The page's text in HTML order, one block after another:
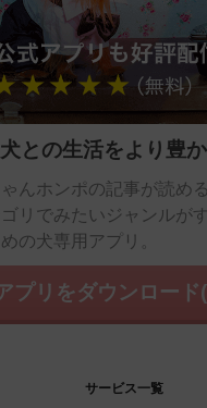
との生活をより豊か
んホンポの記事が読める
リでみたいジャンルが
の犬専用アプリ。
プリをダウンロード
サービス一覧